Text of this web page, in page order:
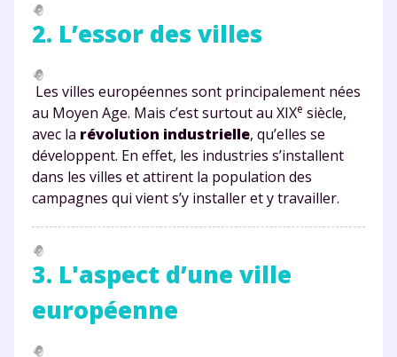
2. L’essor des villes
Les villes européennes sont principalement nées
au Moyen Age. Mais c’est surtout au XIXe siècle,
avec la révolution industrielle, qu’elles se
développent. En effet, les industries s’installent
dans les villes et attirent la population des
campagnes qui vient s’y installer et y travailler.
3. L'aspect d’une ville
européenne